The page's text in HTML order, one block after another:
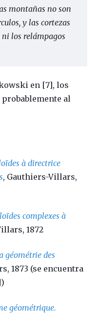
montañas no son
y las cortezas
ni los relámpagos
en [7], los
al
à directrice
, Gauthiers-Villars,
complexes à
1872
géométrie des
1873 (se encuentra
géométrique.